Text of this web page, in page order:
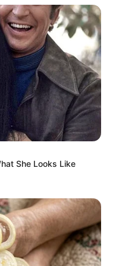
Bauwerke aller
die auf einem Hügel
Sakralbauten vonDom
einer der
Altstadtgebiete
sehen. Deshalb
der Stadt den Kauf
Deutschland, das
Erfurt ist.
She Looks Like